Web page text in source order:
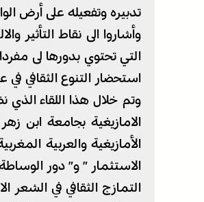
تدبيره وتفعيله على أرض
وأشاروا الى نقاط التأثير
التي تحتوي بدورها لى
استحضار التنوع الثقافي
وتم خلال هذا اللقاء
الامازيغية بجامعة ابن
الأمازيغية والعربية
الاستثمار ” و” دور
التمازج الثقافي في الشعر